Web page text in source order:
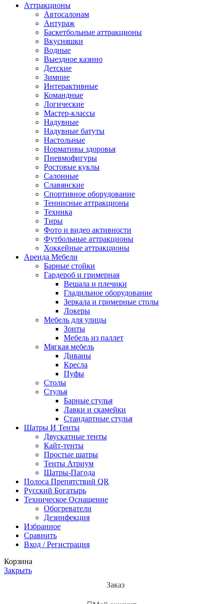
Аттракционы
Автосалонам
Антураж
Баскетбольные аттракционы
Вкусняшки
Водные
Выездное казино
Детские
Зимние
Интерактивные
Командные
Логические
Мастер-классы
Надувные
Надувные батуты
Настольные
Нормативы здоровья
Пневмофигуры
Ростовые куклы
Салонные
Славянские
Спортивное оборудование
Теннисные аттракционы
Техника
Тиры
Фото и видео активности
Футбольные аттракционы
Хоккейные аттракционы
Аренда Мебели
Барные стойки
Гардероб и гримерная
Вешала и плечики
Гладильное оборудование
Зеркала и гримерные столы
Локеры
Мебель для улицы
Зонты
Мебель из паллет
Мягкая мебель
Диваны
Кресла
Пуфы
Столы
Стулья
Барные стулья
Лавки и скамейки
Стандартные стулья
Шатры И Тенты
Двускатные тенты
Кайт-тенты
Простые шатры
Тенты Атриум
Шатры-Пагода
Полоса Препятствий QR
Русский Богатырь
Техническое Оснащение
Обогреватели
Дезинфекция
Избранное
Сравнить
Вход / Регистрация
Корзина
Закрыть
Заказ